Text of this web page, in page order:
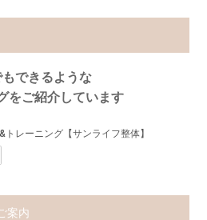
もできるような
をご紹介しています
案内